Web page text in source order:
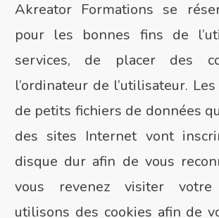
Akreator Formations se
pour les bonnes fins de
services, de placer des
l’ordinateur de l’utilisateur.
de petits fichiers de données
des sites Internet vont
disque dur afin de vous
vous revenez visiter
utilisons des cookies afin de